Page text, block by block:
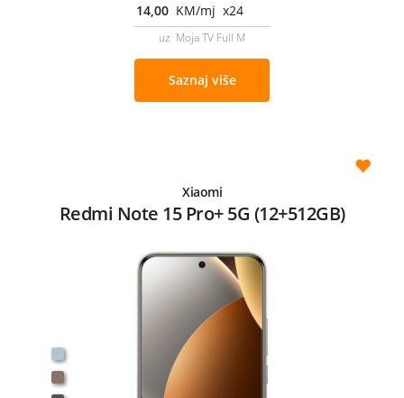
14,00 KM/mj x24
uz Moja TV Full M
Saznaj više
Xiaomi
Redmi Note 15 Pro+ 5G (12+512GB)